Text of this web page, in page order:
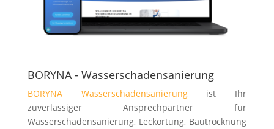
BORYNA - Wasserschadensanierung
BORYNA Wasserschadensanierungist Ihr
zuverlässiger Ansprechpartner für
Wasserschadensanierung, Leckortung, Bautrocknung